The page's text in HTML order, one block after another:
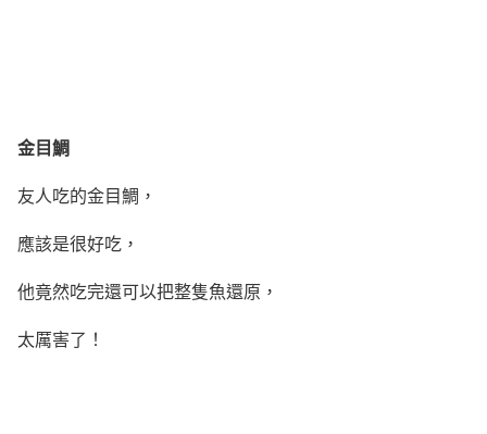
金目鯛
友人吃的金目鯛，
應該是很好吃，
他竟然吃完還可以把整隻魚還原，
太厲害了！